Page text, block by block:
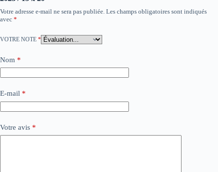
Votre adresse e-mail ne sera pas publiée. Les champs obligatoires sont indiqués
avec *
VOTRE NOTE *
Nom *
E-mail *
Votre avis *